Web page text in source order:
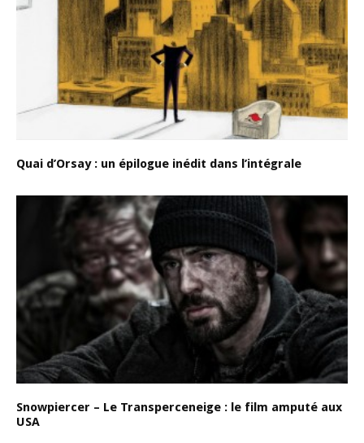
Quai d’Orsay : un épilogue inédit dans l’intégrale
Snowpiercer – Le Transperceneige : le film amputé aux
USA